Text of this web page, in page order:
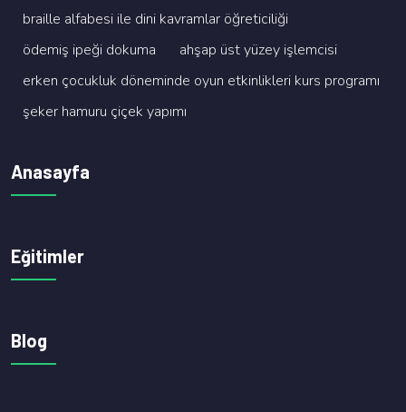
brai̇lle alfabesi̇ i̇le di̇ni̇ kavramlar öğreti̇ci̇li̇ği̇
ödemi̇ş i̇peği̇ dokuma
ahşap üst yüzey i̇şlemci̇si̇
erken çocukluk dönemi̇nde oyun etki̇nli̇kleri̇ kurs programi
şeker hamuru çi̇çek yapimi
Anasayfa
Eğitimler
Blog